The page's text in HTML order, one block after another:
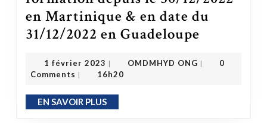
en Martinique & en date du
31/12/2022 en Guadeloupe
1 février 2023 1 février 2023
| OMDMHYD ONG |
0
Comments | 16h20
EN SAVOIR PLUSEN SAVOIR PLUS